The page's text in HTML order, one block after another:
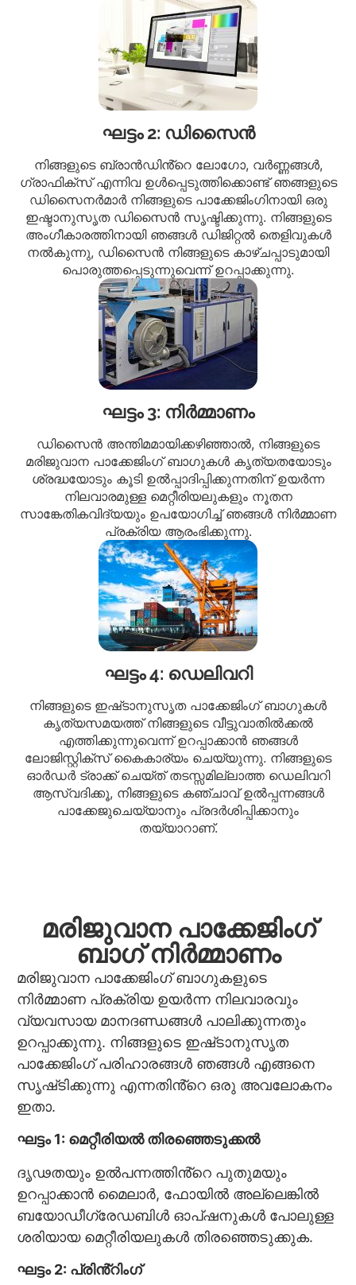
ഘട്ടം 2: ഡിസൈൻ
നിങ്ങളുടെ ബ്രാൻഡിൻ്റെ ലോഗോ, വർണ്ണങ്ങൾ,
ഗ്രാഫിക്സ് എന്നിവ ഉൾപ്പെടുത്തിക്കൊണ്ട് ഞങ്ങളുടെ
ഡിസൈനർമാർ നിങ്ങളുടെ പാക്കേജിംഗിനായി ഒരു
ഇഷ്ടാനുസൃത ഡിസൈൻ സൃഷ്ടിക്കുന്നു. നിങ്ങളുടെ
അംഗീകാരത്തിനായി ഞങ്ങൾ ഡിജിറ്റൽ തെളിവുകൾ
നൽകുന്നു, ഡിസൈൻ നിങ്ങളുടെ കാഴ്ചപ്പാടുമായി
പൊരുത്തപ്പെടുന്നുവെന്ന് ഉറപ്പാക്കുന്നു.
ഘട്ടം 3: നിർമ്മാണം
ഡിസൈൻ അന്തിമമായിക്കഴിഞ്ഞാൽ, നിങ്ങളുടെ
മരിജുവാന പാക്കേജിംഗ് ബാഗുകൾ കൃത്യതയോടും
ശ്രദ്ധയോടും കൂടി ഉൽപ്പാദിപ്പിക്കുന്നതിന് ഉയർന്ന
നിലവാരമുള്ള മെറ്റീരിയലുകളും നൂതന
സാങ്കേതികവിദ്യയും ഉപയോഗിച്ച് ഞങ്ങൾ നിർമ്മാണ
പ്രക്രിയ ആരംഭിക്കുന്നു.
ഘട്ടം 4: ഡെലിവറി
നിങ്ങളുടെ ഇഷ്‌ടാനുസൃത പാക്കേജിംഗ് ബാഗുകൾ
കൃത്യസമയത്ത് നിങ്ങളുടെ വീട്ടുവാതിൽക്കൽ
എത്തിക്കുന്നുവെന്ന് ഉറപ്പാക്കാൻ ഞങ്ങൾ
ലോജിസ്റ്റിക്‌സ് കൈകാര്യം ചെയ്യുന്നു. നിങ്ങളുടെ
ഓർഡർ ട്രാക്ക് ചെയ്‌ത് തടസ്സമില്ലാത്ത ഡെലിവറി
ആസ്വദിക്കൂ, നിങ്ങളുടെ കഞ്ചാവ് ഉൽപ്പന്നങ്ങൾ
പാക്കേജുചെയ്യാനും പ്രദർശിപ്പിക്കാനും
തയ്യാറാണ്.
മരിജുവാന പാക്കേജിംഗ്
ബാഗ് നിർമ്മാണം
മരിജുവാന പാക്കേജിംഗ് ബാഗുകളുടെ
നിർമ്മാണ പ്രക്രിയ ഉയർന്ന നിലവാരവും
വ്യവസായ മാനദണ്ഡങ്ങൾ പാലിക്കുന്നതും
ഉറപ്പാക്കുന്നു. നിങ്ങളുടെ ഇഷ്‌ടാനുസൃത
പാക്കേജിംഗ് പരിഹാരങ്ങൾ ഞങ്ങൾ എങ്ങനെ
സൃഷ്‌ടിക്കുന്നു എന്നതിൻ്റെ ഒരു അവലോകനം
ഇതാ.
ഘട്ടം 1: മെറ്റീരിയൽ തിരഞ്ഞെടുക്കൽ
ദൃഢതയും ഉൽപന്നത്തിൻ്റെ പുതുമയും
ഉറപ്പാക്കാൻ മൈലാർ, ഫോയിൽ അല്ലെങ്കിൽ
ബയോഡീഗ്രേഡബിൾ ഓപ്ഷനുകൾ പോലുള്ള
ശരിയായ മെറ്റീരിയലുകൾ തിരഞ്ഞെടുക്കുക.
ഘട്ടം 2: പ്രിൻ്റിംഗ്